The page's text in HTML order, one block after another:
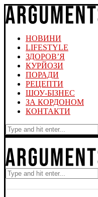
НОВИНИ
LIFESTYLE
ЗДОРОВ’Я
КУРЙОЗИ
ПОРАДИ
РЕЦЕПТИ
ШОУ-БІЗНЕС
ЗА КОРДОНОМ
КОНТАКТИ